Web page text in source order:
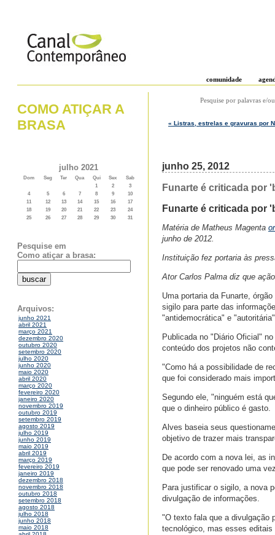
comunidade
COMO ATIÇAR A
BRASA
julho 2021
Dom Seg Ter Qua Qui Sex
Sab
1
2
3
4
5 6 7 8 9
10
11
12 13 14 15 16
17
18
19 20 21 22 23
24
25
26 27 28 29 30 31
Pesquise em
Como atiçar a brasa:
Arquivos:
junho 2021
abril 2021
março 2021
dezembro 2020
outubro 2020
setembro 2020
julho 2020
junho 2020
maio 2020
abril 2020
março 2020
fevereiro 2020
janeiro 2020
novembro 2019
outubro 2019
setembro 2019
agosto 2019
julho 2019
junho 2019
maio 2019
abril 2019
março 2019
fevereiro 2019
janeiro 2019
dezembro 2018
novembro 2018
outubro 2018
setembro 2018
agosto 2018
julho 2018
junho 2018
maio 2018
Pesquise por palavras e/
« Listras, estrelas e gravuras por
junho 25, 2012
Funarte é criticada por
Funarte é criticada por
Matéria de Matheus Magenta
junho de 2012.
Instituição fez portaria às
Ator Carlos Palma diz que
Uma portaria da Funarte,
sigilo para parte das
"antidemocrática" e
Publicada no "Diário Oficial"
conteúdo dos projetos não
"Como há a possibilidade de
que foi considerado mais
Segundo ele, "ninguém está
que o dinheiro público é gasto.
Alves baseia seus
objetivo de trazer mais
De acordo com a nova lei, as
que pode ser renovado uma
Para justificar o sigilo, a nova
divulgação de informações.
"O texto fala que a divulgação
tecnológico, mas esses